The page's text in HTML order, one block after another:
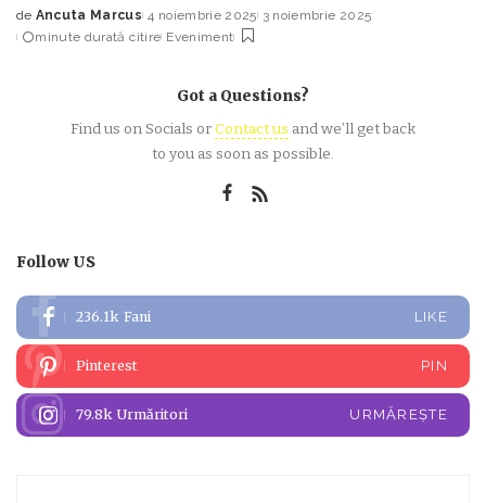
Posted
by
de Ancuta Marcus 4 noiembrie 2025 3 noiembrie 2025
minute durată citire Eveniment
Got a Questions?
Find us on Socials orContact us and we’ll get back
to you as soon as possible.
Follow US
236.1k Fani LIKE
Pinterest PIN
79.8k Urmăritori URMĂREȘTE